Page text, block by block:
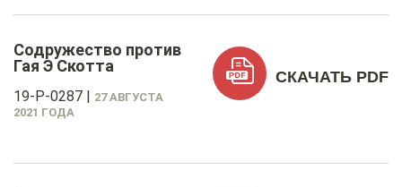
Содружество против
Гая Э Скотта
19-P-0287 | 27 АВГУСТА
2021 ГОДА
СКАЧАТЬ PDF